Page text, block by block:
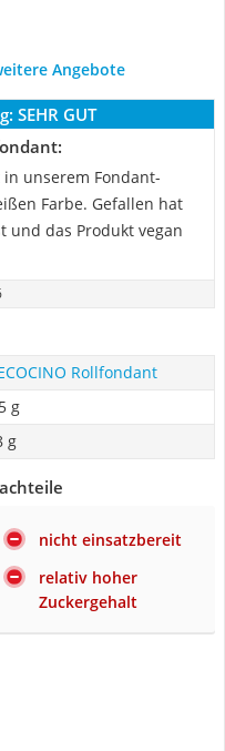
Angebote
SEHR GUT
unserem Fondant-
Farbe. Gefallen hat
und das Produkt vegan
Rollfondant
g
g
nicht einsatzbereit
relativ hoher
Zuckergehalt